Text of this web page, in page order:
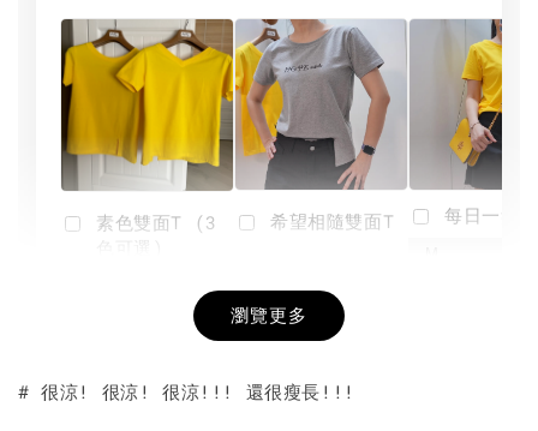
素色雙面T (3
+
希望相隨雙面T
NT$ 190
-
每日一笑
瀏覽更多
# 很涼! 很涼! 很涼!!! 還很瘦長!!!